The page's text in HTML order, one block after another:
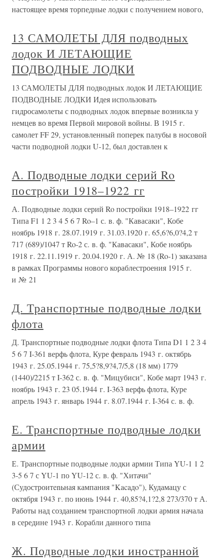
настоящее время торпедные лодки с получением нового,
13 САМОЛЕТЫ ДЛЯ подводных
лодок И ЛЕТАЮЩИЕ
ПОДВОДНЫЕ ЛОДКИ
13 САМОЛЕТЫ ДЛЯ подводных лодок И ЛЕТАЮЩИЕ
ПОДВОДНЫЕ ЛОДКИ Идея использовать
гидросамолеты с подводных лодок впервые возникла у
немцев во время Первой мировой войны. В 1915 г.
самолет FF 29, установленный поперек палубы в носовой
части подводной лодки U-12, был доставлен к
А. Подводные лодки серий Ro
постройки 1918–1922 гг
А. Подводные лодки серий Ro постройки 1918–1922 гг
Типа F1 1 2 3 4 5 6 7 Ro–1 с. в. ф. "Кавасаки", Кобе
ноябрь 1918 г. 28.07.1919 г. 31.03.1920 г. 65,6?6,0?4,2 т
717 (689)/1047 т Ro-2 с. в. ф. "Кавасаки", Кобе ноябрь
1918 г. 22.11.1919 г. 20.04.1920 г. А. № 18 (Ro-1) заказана
в рамках Программы нового кораблестроения 1915 г.
и № 21
Д. Транспортные подводные лодки
флота
Д. Транспортные подводные лодки флота Типа D1 1 2 З 4
5 6 7 I-361 верфь флота, Куре февраль 1943 г. октябрь
1943 г. 25.05.1944 г. 75,5?8,9?4,7/5,8 (18 мм) 1779
(1440)/2215 т I-362 с. в. ф. "Мицубиси", Кобе март 1943 г.
ноябрь 1943 г. 23 05.1944 г. I-363 верфь флота, Куре
апрель 1943 г. январь 1944 г. 8.07.1944 г. I-364 с. в. ф.
Е. Транспортные подводные лодки
армии
Е. Транспортные подводные лодки армии Типа YU-1 1 2
3-5 6 7 с YU-1 по YU-12 с. в. ф. "Хитачи"
(Судостроитenьная кампания "Kacaдo"), Кудамацу с
октября 1943 г. по июнь 1944 г. 40,85?4,1?2,8 273/370 т А.
Работы над созданием транспортной лодки армия начала
в середине 1943 г. Корабли данного типа
Ж. Подводные лодки иностранной